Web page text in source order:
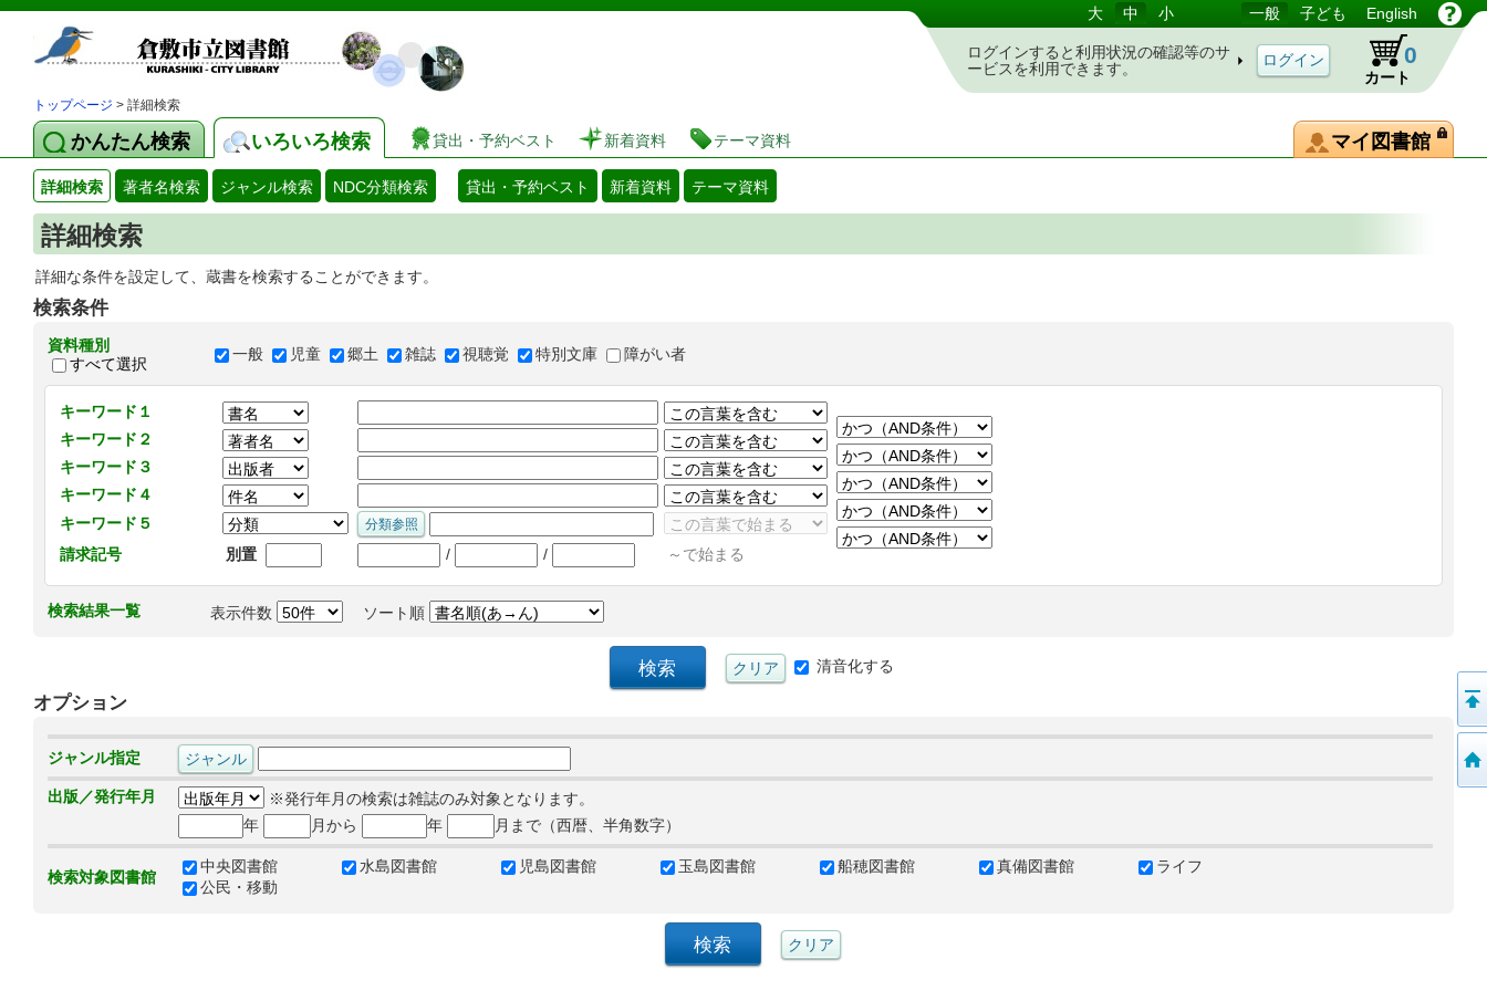
図書館 蔵書検索・予約システム 大 中 小 一般 子ども English
ログインすると利用状況の確認等のサ
ービスを利用できます。
カート
0
トップページ > 詳細検索
かんたん検索 いろいろ検索 貸出・予約ベスト 新着資料 テーマ資料 マイ図書館
詳細検索 著者名検索 ジャンル検索 NDC分類検索 貸出・予約ベスト 新着資料 テーマ資料
詳細検索
詳細な条件を設定して、蔵書を検索することができます。
検索条件
資料種別
すべて選択
一般 児童 郷土 雑誌 視聴覚 特別文庫 障がい者
キーワード１
キーワード２
キーワード３
キーワード４
キーワード５
請求記号
別置 / / ～で始まる
検索結果一覧 表示件数 ソート順
清音化する
オプション
ジャンル指定
出版／発行年月
※発行年月の検索は雑誌のみ対象となります。
年
月から 年 月まで（西暦、半角数字）
検索対象図書館
中央図書館 水島図書館 児島図書館 玉島図書館 船穂図書館 真備図書館
ライフ
公民・移動